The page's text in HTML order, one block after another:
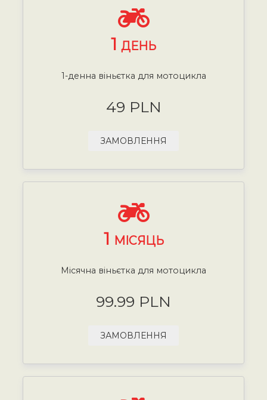
1 ДЕНЬ
1-денна віньєтка для мотоцикла
49 PLN
ЗАМОВЛЕННЯ
1 МІСЯЦЬ
Місячна віньєтка для мотоцикла
99.99 PLN
ЗАМОВЛЕННЯ